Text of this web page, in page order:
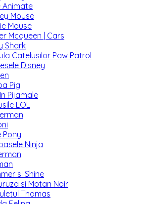
Animate
Mouse
Mouse
Mcqueen | Cars
Shark
Catelusilor Paw Patrol
Disney
Pig
Pijamale
LOL
Pony
Ninja
si Shine
si Motan Noir
Thomas